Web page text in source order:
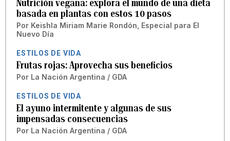
Nutrición vegana: explora el mundo de una dieta
basada en plantas con estos 10 pasos
Por Keishla Miriam Marie Rondón, Especial para El
Nuevo Día
ESTILOS DE VIDA
Frutas rojas: Aprovecha sus beneficios
Por La Nación Argentina / GDA
ESTILOS DE VIDA
El ayuno intermitente y algunas de sus
impensadas consecuencias
Por La Nación Argentina / GDA